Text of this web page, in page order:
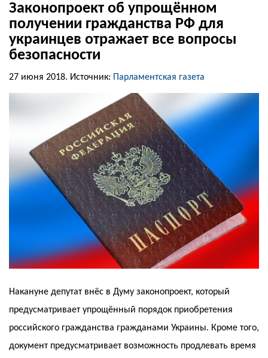
Законопроект об упрощённом
получении гражданства РФ для
украинцев отражает все вопросы
безопасности
27 июня 2018. Источник: Парламентская газета
Накануне депутат внёс в Думу законопроект, который
предусматривает упрощённый порядок приобретения
российского гражданства гражданами Украины. Кроме того,
документ предусматривает возможность продлевать время